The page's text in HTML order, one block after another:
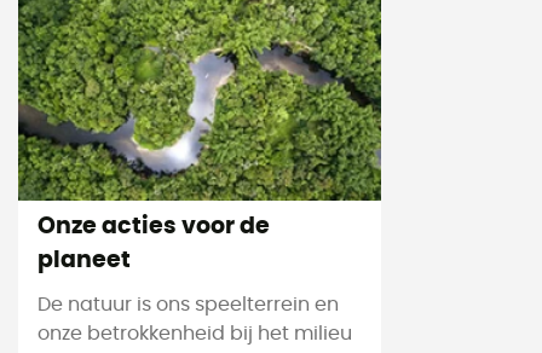
Onze acties voor de
planeet
De natuur is ons speelterrein en
onze betrokkenheid bij het milieu